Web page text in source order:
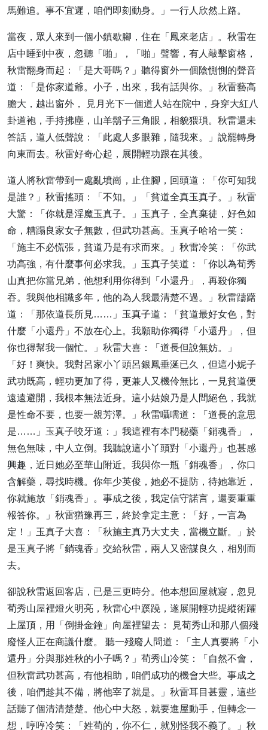
馬難追。事不宜遲，咱們即刻動身。」一行人欣然上路。
當夜，眾人來到一個小鎮歇腳，住在「鳳來老店」。秋雷在
店中睡到中夜，忽聽「啪」，「啪」聲響，有人敲擊窗格，
秋雷翻身而起：「是大哥嗎？」聽得窗外一個陰惻惻的聲音
道：「是你家道爺。小子，出來，我有話與你。」秋雷藝高
膽大，越出窗外， 見月光下一個道人站在院中，身穿大紅八
卦道袍，手持拂塵，山羊鬍子三角眼，相貌猥瑣。秋雷還未
答話，道人低聲說：「此處人多眼雜，隨我來。」說罷轉身
向東而去。秋雷好奇心起，展開輕功跟在其後。
道人將秋雷帶到一處亂墳崗，止住腳，回頭道：「你可知我
是誰？」秋雷搖頭：「不知。」「貧道全真玉真子。」秋雷
大驚：「你就是淫魔玉真子。」玉真子，全真棄徒，好色如
命，糟蹋良家女子無數，但武功甚高。玉真子哈哈一笑：
「施主不必慌張，貧道乃是有求而來。」秋雷冷笑：「你武
功高強，有什麼事何必求我。」玉真子笑道：「你以為荀秀
山真把你當兄弟，他想利用你得到「小還丹」，再殺你獨
吞。我與他相識多年，他的為人我最清楚不過。」秋雷躊躇
道：「那依道長所見……」玉真子道：「貧道最好女色，對
什麼「小還丹」不放在心上。我願助你獨得「小還丹」，但
你也得幫我一個忙。」秋雷大喜：「道長但說無妨。」
「好！爽快。我對呂家小丫頭呂銀鳳垂涎已久，但這小妮子
武功既高，輕功更加了得，更兼人又機伶無比，一見貧道便
遠遠避開，我根本無法近身。這小姑娘乃是人間絕色，我就
是性命不要，也要一親芳澤。」秋雷囁嚅道：「道長的意思
是……」玉真子咬牙道：」我這裡有本門秘藥「銷魂香」，
無色無味，中人立倒。我聽說這小丫頭對「小還丹」也甚感
興趣，近日她必至華山附近。我與你一瓶「銷魂香」，你口
含解藥，尋找時機。你年少英俊，她必不提防，待她靠近，
你就施放「銷魂香」。事成之後，我定信守諾言，還要重重
報答你。」秋雷猶豫再三，終於拿定主意：「好，一言為
定！」玉真子大喜：「秋施主真乃大丈夫，當機立斷。」於
是玉真子將「銷魂香」交給秋雷，兩人又密謀良久，相別而
去。
卻說秋雷返回客店，已是三更時分。他本想回屋就寢，忽見
荀秀山屋裡燈火明亮，秋雷心中蹊蹺，遂展開輕功提縱術躍
上屋頂，用「倒掛金鐘」向屋裡望去： 見荀秀山和那八個殘
廢怪人正在商議什麼。 聽一殘廢人問道：「主人真要將「小
還丹」分與那姓秋的小子嗎？」荀秀山冷笑：「自然不會，
但秋雷武功甚高，有他相助，咱們成功的機會大些。事成之
後，咱們趁其不備，將他宰了就是。」秋雷耳目甚靈，這些
話聽了個清清楚楚。他心中大怒，就要進屋動手，但轉念一
想，哼哼冷笑：「姓荀的，你不仁，就別怪我不義了。」秋